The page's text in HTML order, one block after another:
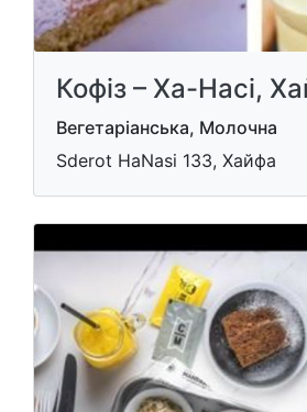
Кофіз – Ха-Насі,
Вегетаріанська, Молочна
Sderot HaNasi 133, Хайфа